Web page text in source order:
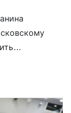
канале от
Запада,